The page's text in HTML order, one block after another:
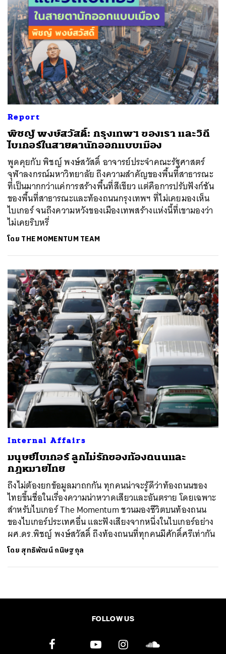
Report
พิชญ์ พงษ์สวัสดิ์: กรุงเทพฯ ของเรา และวิถี
ไบเกอร์ในสายตานักออกแบบเมือง
พูดคุยกับ พิชญ์ พงษ์สวัสดิ์ อาจารย์ประจำคณะรัฐศาสตร์
จุฬาลงกรณ์มหาวิทยาลัย ถึงความสำคัญของพื้นที่สาธารณะ
ที่เป็นมากกว่าแค่การสร้างพื้นที่สีเขียว แต่คือการปรับฟังก์ชัน
ของพื้นที่สาธารณะและท้องถนนกรุงเทพฯ ที่ไม่เคยมองเห็น
ไบเกอร์ จนถึงความหวังของเมืองเทพสร้างแห่งนี้ที่เขามองว่า
ไม่เคยริบหรี่
โดย THE MOMENTUM TEAM
Internal Affairs
มนุษย์ไบเกอร์ ลูกไม่รักของท้องถนนและ
กฎหมายไทย
ถึงไม่ต้องยกข้อมูลมาถกกัน ทุกคนน่าจะรู้ดีว่าท้องถนนของ
ไทยขึ้นชื่อในเรื่องความน่าหวาดเสียวและอันตราย โดยเฉพาะ
สำหรับไบเกอร์ The Momentum ชวนมองชีวิตบนท้องถนน
ของไบเกอร์ประเทศอื่น และฟังเสียงจากหนึ่งในไบเกอร์อย่าง
ผศ.ดร.พิชญ์ พงษ์สวัสดิ์ ถึงท้องถนนที่ทุกคนมีศักดิ์ศรีเท่ากัน
โดย สุทธิพัฒน์ กนิษฐกุล
FOLLOW US
ค้นหา